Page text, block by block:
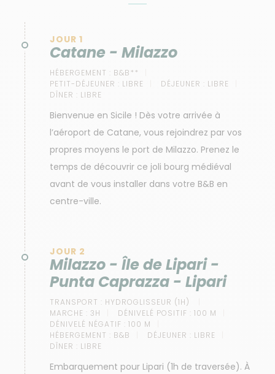
JOUR 1
Catane - Milazzo
HÉBERGEMENT : B&B**
PETIT-DÉJEUNER : LIBRE DÉJEUNER : LIBRE
DÎNER : LIBRE
Bienvenue en Sicile ! Dès votre arrivée à
l’aéroport de Catane, vous rejoindrez par vos
propres moyens le port de Milazzo. Prenez le
temps de découvrir ce joli bourg médiéval
avant de vous installer dans votre B&B en
centre-ville.
JOUR 2
Milazzo - Île de Lipari -
Punta Caprazza - Lipari
TRANSPORT : HYDROGLISSEUR (1H)
MARCHE : 3H DÉNIVELÉ POSITIF : 100 M
DÉNIVELÉ NÉGATIF : 100 M
HÉBERGEMENT : B&B DÉJEUNER : LIBRE
DÎNER : LIBRE
Embarquement pour Lipari (1h de traversée). À